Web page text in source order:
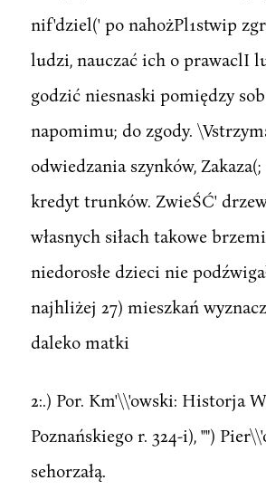
nif'dziel(' po nahożPl1stwip
ludzi, nauczać ich o prawaclI
godzić niesnaski pomiędzy
napomimu; do zgody.
odwiedzania szynków,
kredyt trunków. ZwieŚĆ'
własnych siłach takowe
niedorosłe dzieci nie
najhliżej 27) mieszkań
daleko matki
2:.) Por. Km'\\'owski: Historja
Poznańskiego r. 324-i), "")
sehorzałą.